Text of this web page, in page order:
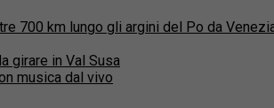
700 km lungo gli argini del Po da
girare in Val Susa
musica dal vivo